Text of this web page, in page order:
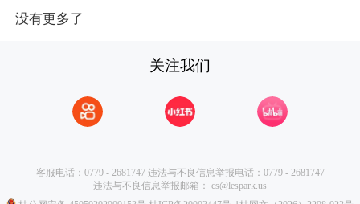
没有更多了
关注我们
客服电话：0779 - 2681747违法与不良信息举报电话：0779 - 2681747
违法与不良信息举报邮箱： cs@lespark.us